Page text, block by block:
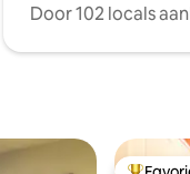
Door 102 locals